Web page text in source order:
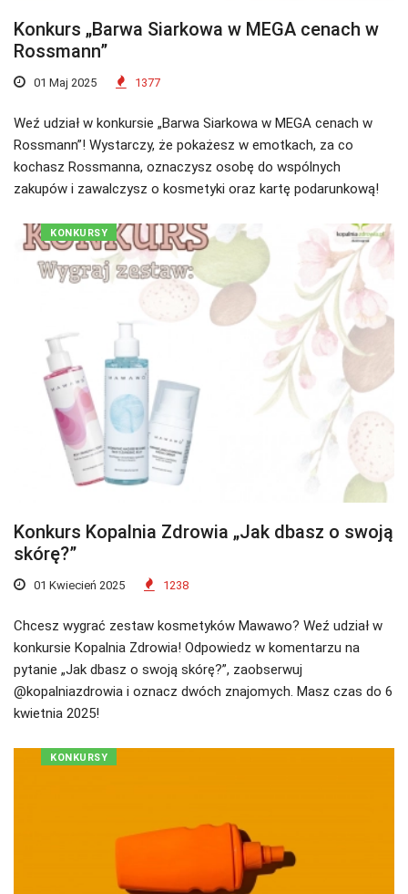
Konkurs „Barwa Siarkowa w MEGA cenach w
Rossmann”
01 Maj 2025 1377
Weź udział w konkursie „Barwa Siarkowa w MEGA cenach w
Rossmann”! Wystarczy, że pokażesz w emotkach, za co
kochasz Rossmanna, oznaczysz osobę do wspólnych
zakupów i zawalczysz o kosmetyki oraz kartę podarunkową!
KONKURSY
Konkurs Kopalnia Zdrowia „Jak dbasz o swoją
skórę?”
01 Kwiecień 2025 1238
Chcesz wygrać zestaw kosmetyków Mawawo? Weź udział w
konkursie Kopalnia Zdrowia! Odpowiedz w komentarzu na
pytanie „Jak dbasz o swoją skórę?”, zaobserwuj
@kopalniazdrowia i oznacz dwóch znajomych. Masz czas do 6
kwietnia 2025!
KONKURSY